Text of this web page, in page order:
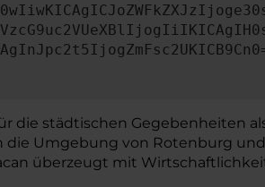
die städtischen Gegebenheiten
Umgebung von Rotenburg
überzeugt mit